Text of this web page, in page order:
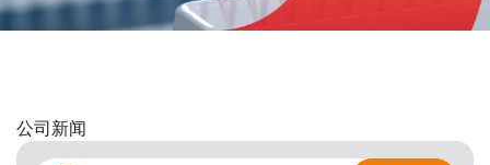
公司 新闻